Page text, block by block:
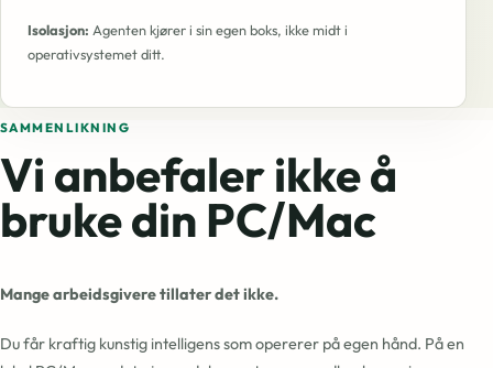
Isolasjon: Agenten kjører i sin egen boks, ikke midt i
operativsystemet ditt.
SAMMENLIKNING
Vi anbefaler ikke å
brukedin PC/Mac
Mange arbeidsgivere tillater det ikke.
Du får kraftig kunstig intelligens som opererer på egen hånd. På en